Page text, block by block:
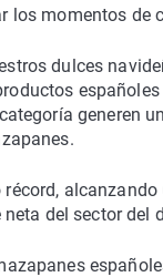
los momentos de
dulces
generen
del sector del